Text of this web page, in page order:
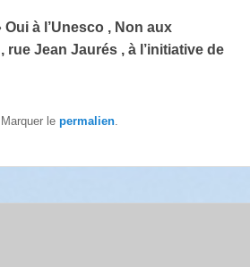
à l’Unesco , Non aux
rue Jean Jaurés , à l’initiative de
. Marquer le permalien